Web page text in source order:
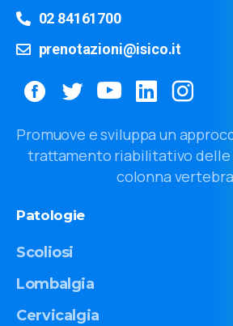
02 84161700
prenotazioni@isico.it
Promuove e sviluppa un
trattamento riabilitativo delle
colonna
Patologie
Scoliosi
Lombalgia
Cervicalgia